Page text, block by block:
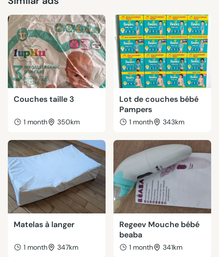
Couches taille 3
1 month 350km
Lot de couches bébé
Pampers
1 month 343km
Matelas à langer
1 month 347km
Regeev Mouche bébé
beaba
1 month 341km